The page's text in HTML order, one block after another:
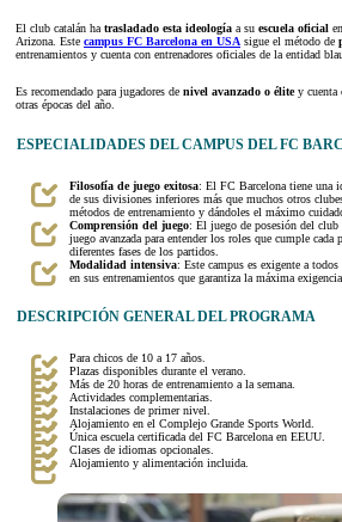
El club catalán hatrasladado esta ideología a su escuela oficial en
Arizona. Este campus FC Barcelona en USA sigue el método de
entrenamientos y cuenta con entrenadores oficiales de la entidad
Es recomendado para jugadores de nivel avanzado o élitey cuenta
otras épocas del año.
ESPECIALIDADES DEL CAMPUS DEL FC
Filosofía de juego exitosa: El FC Barcelona tiene una
de sus divisiones inferiores más que muchos otros
métodos de entrenamiento y dándoles el máximo
Comprensión del juego: El juego de posesión del club
juego avanzada para entender los roles que cumple
diferentes fases de los partidos.
Modalidad intensiva: Este campus es exigente a
en sus entrenamientos que garantiza la máxima exigencia
DESCRIPCIÓN GENERAL DEL PROGRAMA
Para chicos de 10 a 17 años.
Plazas disponibles durante el verano.
Más de 20 horas de entrenamiento a la semana.
Actividades complementarias.
Instalaciones de primer nivel.
Alojamiento en el Complejo Grande Sports World.
Única escuela certificada del FC Barcelona en EEUU.
Clases de idiomas opcionales.
Alojamiento y alimentación incluida.